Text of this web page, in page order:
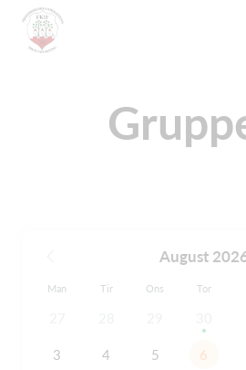
August
Man Tir Ons Tor
3 4 5 6